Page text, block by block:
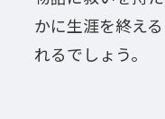
かに生涯を終え
れるでしょう。